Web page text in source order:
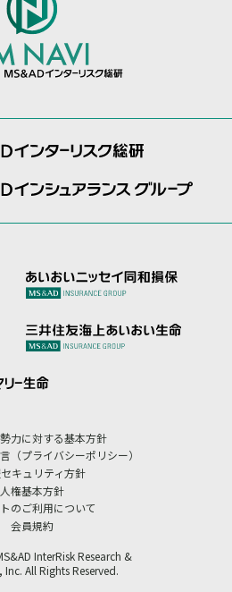
力に対する基本方針
（プライバシーポリシー）
キュリティ方針
人権基本方針
のご利用について
会員規約
InterRisk Research &
All Rights Reserved.